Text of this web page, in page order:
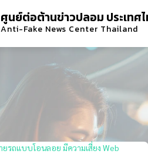
ศูนย์ต่อต้านข่าวปลอม ประเทศ
Anti-Fake News Center Thailand